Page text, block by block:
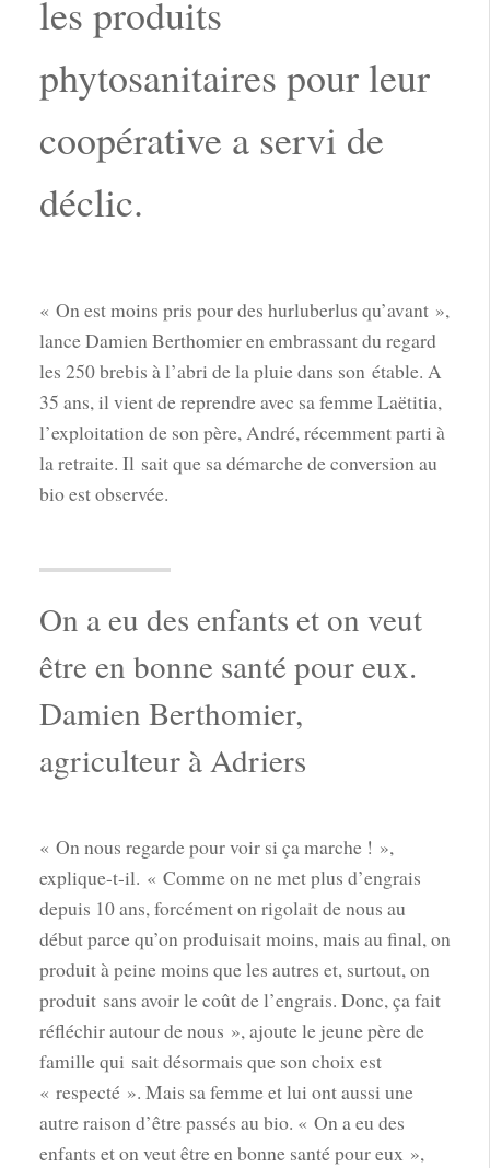
les produits
phytosanitaires pour leur
coopérative a servi de
déclic.
« On est moins pris pour des hurluberlus qu’avant »,
lance Damien Berthomier en embrassant du regard
les 250 brebis à l’abri de la pluie dans son étable. A
35 ans, il vient de reprendre avec sa femme Laëtitia,
l’exploitation de son père, André, récemment parti à
la retraite. Il sait que sa démarche de conversion au
bio est observée.
On a eu des enfants et on veut
être en bonne santé pour eux.
Damien Berthomier,
agriculteur à Adriers
« On nous regarde pour voir si ça marche ! »,
explique-t-il. « Comme on ne met plus d’engrais
depuis 10 ans, forcément on rigolait de nous au
début parce qu’on produisait moins, mais au final, on
produit à peine moins que les autres et, surtout, on
produit sans avoir le coût de l’engrais. Donc, ça fait
réfléchir autour de nous », ajoute le jeune père de
famille qui sait désormais que son choix est
« respecté ». Mais sa femme et lui ont aussi une
autre raison d’être passés au bio. « On a eu des
enfants et on veut être en bonne santé pour eux »,